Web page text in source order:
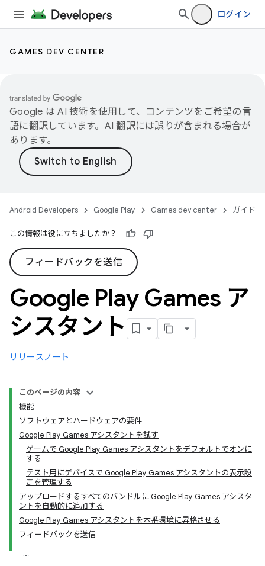
ログイン
GAMES DEV CENTER
Google は AI 技術を使用して、コンテンツをご希望の言
語に翻訳しています。AI 翻訳には誤りが含まれる場合が
あります。
Android Developers Google Play Games dev center ガイド
この情報は役に立ちましたか？
フィードバックを送信
Google Play Games ア
シスタント
リリースノート
このページの内容
機能
ソフトウェアとハードウェアの要件
Google Play Games アシスタントを試す
ゲームで Google Play Games アシスタントをデフォルトでオンに
する
テスト用にデバイスで Google Play Games アシスタントの表示設
定を管理する
アップロードするすべてのバンドルに Google Play Games アシスタ
ントを自動的に追加する
Google Play Games アシスタントを本番環境に昇格させる
フィードバックを送信